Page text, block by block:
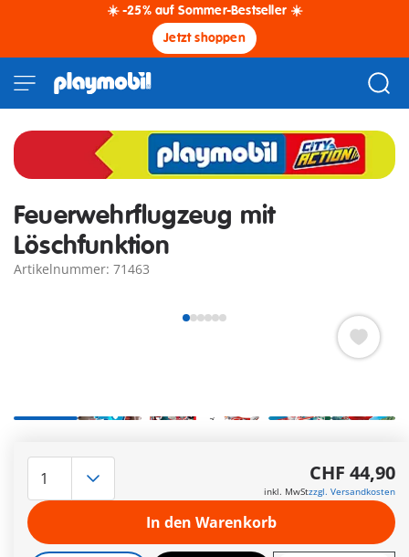
☀️ -25% auf Sommer-Bestseller ☀️
Jetzt shoppen
Feuerwehrflugzeug mit
Löschfunktion
Artikelnummer: 71463
Schwimmfähige Konstruktion ermöglicht spannende
Rettungseinsätze in Badewanne, Pool oder Spielwelt
Drehbare Propeller und Platz für eine Figur sorgen für
realistisches Feuerwehrspiel
CHF 44,90
inkl. MwStzzgl. Versandkosten
In den Warenkorb